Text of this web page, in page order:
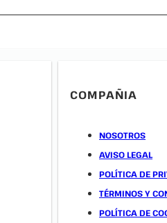
COMPAÑIA
NOSOTROS
AVISO LEGAL
POLÍTICA DE
TÉRMINOS Y
POLÍTICA DE